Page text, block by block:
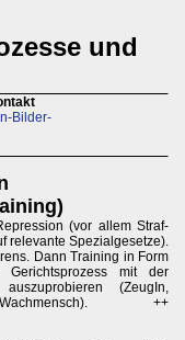
und
Bilder-
(vor allem Straf-
relevante Spezialgesetze).
Dann Training in Form
mit der
(ZeugIn,
++